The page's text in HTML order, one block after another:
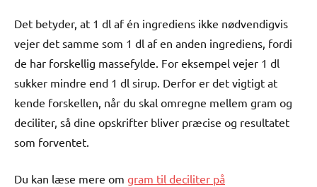
Det betyder, at 1 dl af én ingrediens ikke nødvendigvis
vejer det samme som 1 dl af en anden ingrediens, fordi
de har forskellig massefylde. For eksempel vejer 1 dl
sukker mindre end 1 dl sirup. Derfor er det vigtigt at
kende forskellen, når du skal omregne mellem gram og
deciliter, så dine opskrifter bliver præcise og resultatet
som forventet.
Du kan læse mere om gram til deciliter på